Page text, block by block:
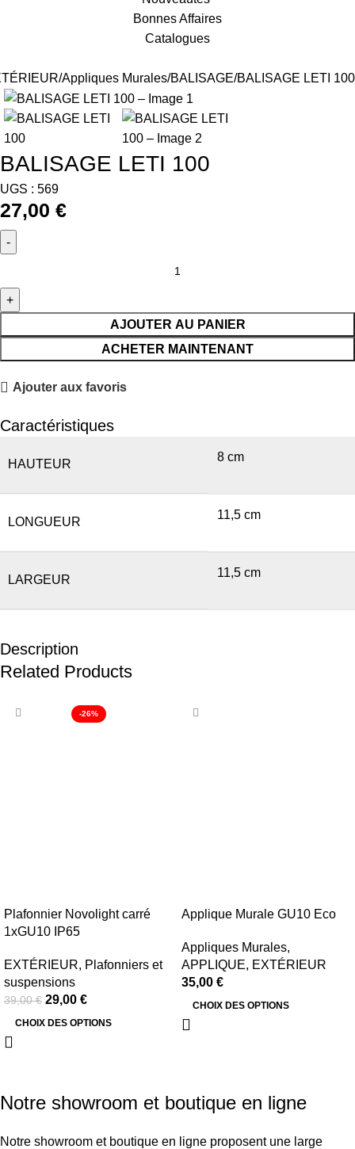
Bonnes Affaires
Catalogues
Appliques Murales BALISAGE BALISAGE LETI 100
BALISAGE LETI 100
UGS : 569
27,00 €
AJOUTER AU PANIER
ACHETER MAINTENANT
Ajouter aux favoris
Caractéristiques
HAUTEUR
8 cm
LONGUEUR
11,5 cm
LARGEUR
11,5 cm
Description
Related Products
-26%
Plafonnier Novolight carré
1xGU10 IP65
EXTÉRIEUR, Plafonniers et
suspensions
39,00€ 29,00 €
CHOIX DES OPTIONS
Applique Murale GU10 Eco
Appliques Murales,
APPLIQUE, EXTÉRIEUR
35,00 €
CHOIX DES OPTIONS
Notre showroom et boutique en ligne
Notre showroom et boutique en ligne proposent une large